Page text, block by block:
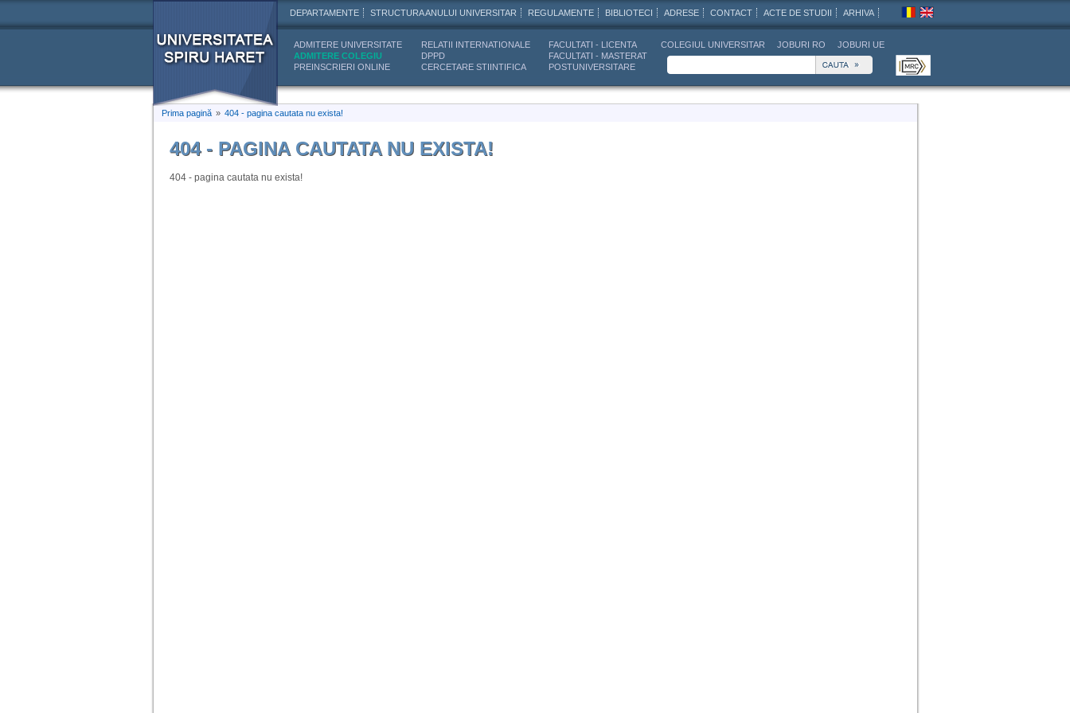
DEPARTAMENTE STRUCTURA ANULUI UNIVERSITAR REGULAMENTE BIBLIOTECI ADRESE CONTACT ACTE DE STUDII ARHIVA
ADMITERE UNIVERSITATE
ADMITERE COLEGIU
PREINSCRIERI ONLINE
RELATII INTERNATIONALE
DPPD
CERCETARE STIINTIFICA
FACULTATI - LICENTA
FACULTATI - MASTERAT
POSTUNIVERSITARE
COLEGIUL UNIVERSITAR JOBURI RO JOBURI UE
Prima pagină » 404 - pagina cautata nu exista!
404 - PAGINA CAUTATA NU EXISTA!
404 - pagina cautata nu exista!